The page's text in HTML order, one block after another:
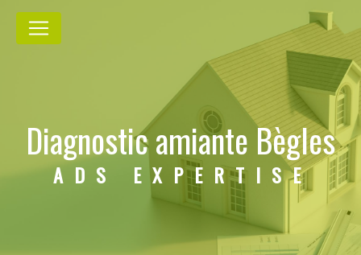
Diagnostic amiante Bègles
ADS EXPERTISE
Panneau de gestion des cookies